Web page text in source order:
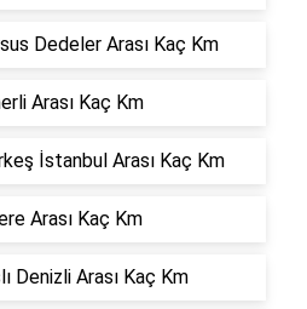
Dedeler Arası Kaç Km
Arası Kaç Km
İstanbul Arası Kaç Km
Arası Kaç Km
Denizli Arası Kaç Km